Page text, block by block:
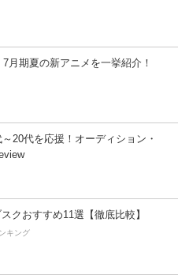
7月期夏の新アニメを一挙紹介！
20代を応援！オーディション・
クおすすめ11選【徹底比較】
キング